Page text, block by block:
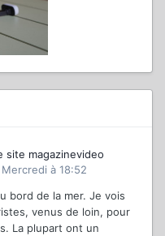
site magazinevideo
Mercredi à 18:52
bord de la mer. Je vois
venus de loin, pour
La plupart ont un